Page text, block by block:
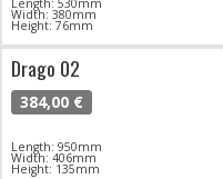
Length: 530mm
Width: 380mm
Height: 76mm
Drago 02
384,00 €
Length: 950mm
Width: 406mm
Height: 135mm